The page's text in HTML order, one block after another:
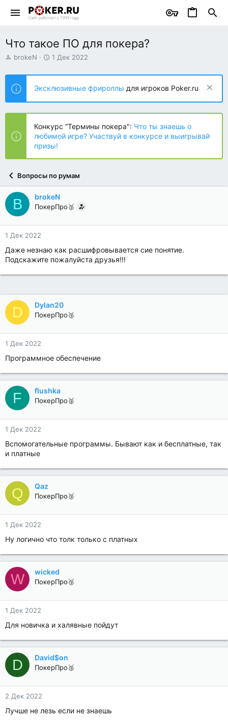
Что такое ПО для покера?
А
т
о
р
т
е
ы
brokeN
Д
т
н
а
ч
л
а
1 Дек 2022
Эксклюзивные фрироллы для игроков Poker.ru
Конкурс “Термины покера": Что ты знаешь о
любимой игре? Участвуй в конкурсе и выигрывай
призы!
Вопросы по румам
B brokeN
ПокерПро🥉
1 Дек 2022
Даже незнаю как расшифровывается сие понятие.
Подскажите пожалуйста друзья!!!
D Dylan20
ПокерПро🥉
1 Дек 2022
Программное обеспечение
F flushka
ПокерПро🥈
1 Дек 2022
Вспомогательные программы. Бывают как и бесплатные, так
и платные
Q Qaz
ПокерПро🥉
1 Дек 2022
Ну логично что толк только с платных
W wicked
ПокерПро🥉
1 Дек 2022
Для новичка и халявные пойдут
D David$on
ПокерПро🥉
2 Дек 2022
Лучше не лезь если не знаешь